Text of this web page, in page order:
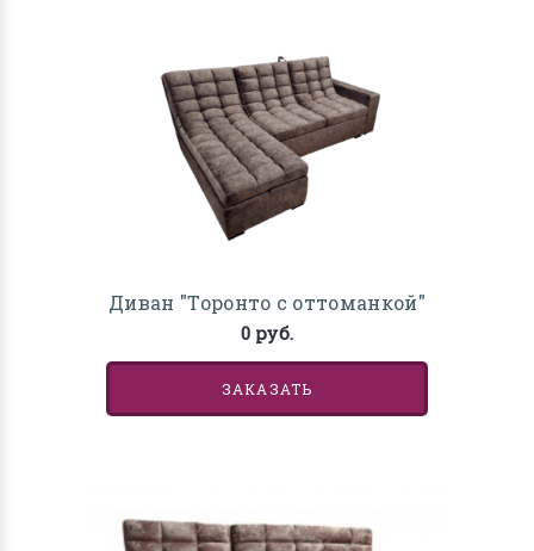
Диван "Торонто с оттоманкой"
0 руб.
ЗАКАЗАТЬ